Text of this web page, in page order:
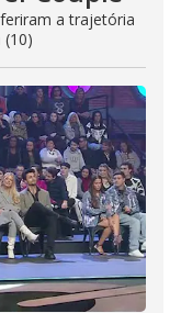
a trajetória